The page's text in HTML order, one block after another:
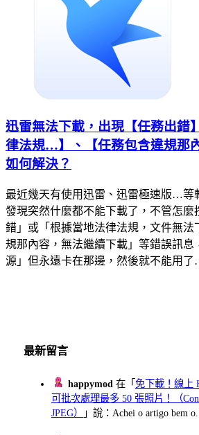
迅雷無法下載，出現【任務出錯
律法規…】、【任務包含違規那
如何解決？
最近幾天有使用迅雷、迅雷極速版…等
發現突然什麼都不能下載了，不管怎麼
錯」或「根據當地法律法規，文件無法
規那內容，無法繼續下載」等錯誤訊息
源」但永遠卡在那邊，然後就不能用
最新留言
happymod 在「免下載！線上
可批次處理最多 50 張照片！（
JPEG）
」說：Achei o artigo bem o...